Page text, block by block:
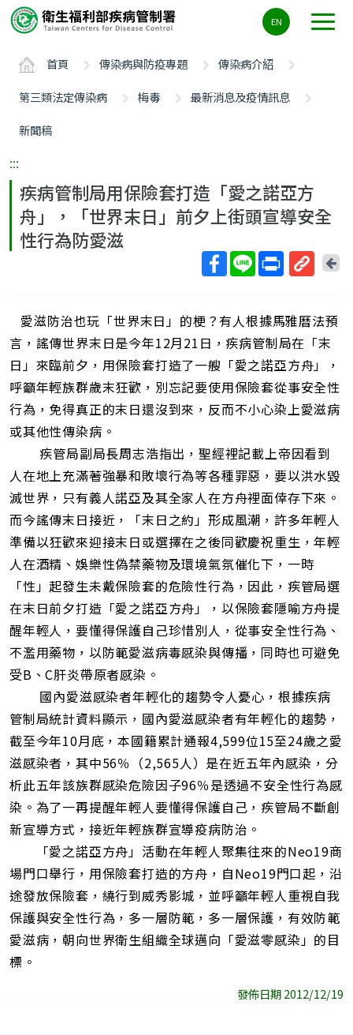
要
ALT+C
EN
首頁 傳染病與防疫專題
傳染病介紹
第三類法定傳染病
梅毒
最新消息及疫情訊息
新聞稿
:::
疾病管制局用保險套打造「愛之諾亞方
舟」，「世界末日」前夕上街頭宣導安全
性行為防愛滋
短
網
址
回
愛滋防治也玩「世界末日」的梗？有人根據馬雅曆法預
言，謠傳世界末日是今年12月21日，疾病管制局在「末
日」來臨前夕，用保險套打造了一艘「愛之諾亞方舟」，
呼籲年輕族群歲末狂歡，別忘記要使用保險套從事安全性
行為，免得真正的末日還沒到來，反而不小心染上愛滋病
或其他性傳染病。
疾管局副局長周志浩指出，聖經裡記載上帝因看到
人在地上充滿著強暴和敗壞行為等各種罪惡，要以洪水毀
滅世界，只有義人諾亞及其全家人在方舟裡面倖存下來。
而今謠傳末日接近，「末日之約」形成風潮，許多年輕人
準備以狂歡來迎接末日或選擇在之後同歡慶祝重生，年輕
人在酒精、娛樂性偽禁藥物及環境氣氛催化下，一時
「性」起發生未戴保險套的危險性行為，因此，疾管局選
在末日前夕打造「愛之諾亞方舟」，以保險套隱喻方舟提
醒年輕人，要懂得保護自己珍惜別人，從事安全性行為、
不濫用藥物，以防範愛滋病毒感染與傳播，同時也可避免
受B、C肝炎帶原者感染。
國內愛滋感染者年輕化的趨勢令人憂心，根據疾病
管制局統計資料顯示，國內愛滋感染者有年輕化的趨勢，
截至今年10月底，本國籍累計通報4,599位15至24歲之愛
滋感染者，其中56％（2,565人）是在近五年內感染，分
析此五年該族群感染危險因子96％是透過不安全性行為感
染。為了一再提醒年輕人要懂得保護自己，疾管局不斷創
新宣導方式，接近年輕族群宣導疫病防治。
「愛之諾亞方舟」活動在年輕人聚集往來的Neo19商
場門口舉行，用保險套打造的方舟，自Neo19門口起，沿
途發放保險套，繞行到威秀影城，並呼籲年輕人重視自我
保護與安全性行為，多一層防範，多一層保護，有效防範
愛滋病，朝向世界衛生組織全球邁向「愛滋零感染」的目
標。
發佈日期 2012/12/19